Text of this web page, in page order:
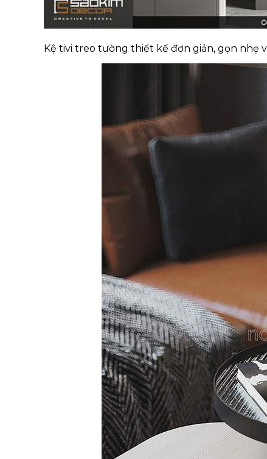
Kệ tivi treo tường thiết kế đơn giản, gọn nhẹ